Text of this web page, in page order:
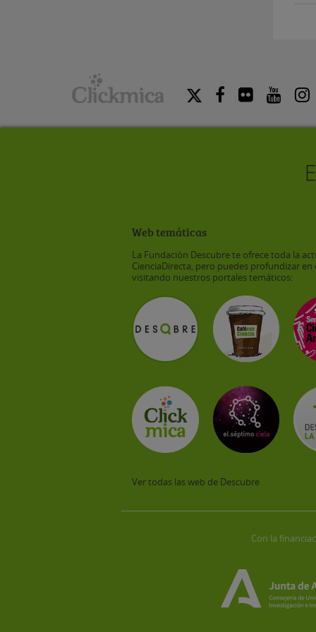
Web temáticas
La Fundación Descubre te ofrece toda la
CienciaDirecta, pero puedes profundizar
visitando nuestros portales temáticos:
Ver todas las web de Descubre
Con la